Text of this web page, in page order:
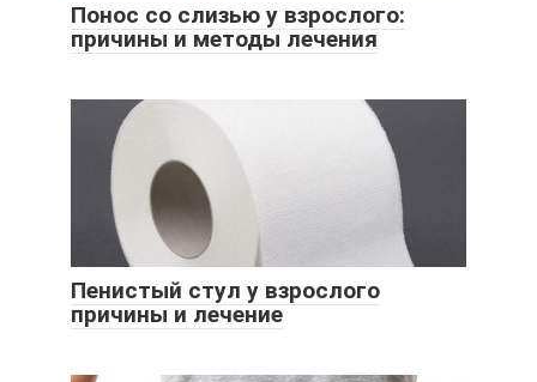
Понос со слизью у взрослого:
причины и методы лечения
Пенистый стул у взрослого
причины и лечение